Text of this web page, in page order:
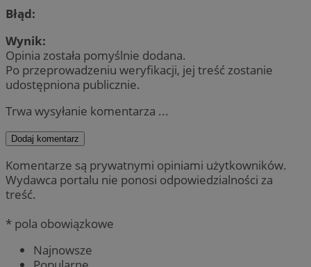
Błąd:
Wynik:
Opinia została pomyślnie dodana.
Po przeprowadzeniu weryfikacji, jej treść zostanie
udostępniona publicznie.
Trwa wysyłanie komentarza ...
Dodaj komentarz
Komentarze są prywatnymi opiniami użytkowników.
Wydawca portalu nie ponosi odpowiedzialności za
treść.
* pola obowiązkowe
Najnowsze